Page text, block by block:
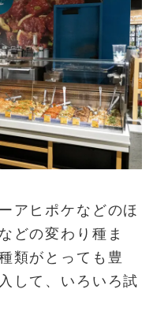
アヒポケなどのほ
どの変わり種ま
類がとっても豊
して、いろいろ試